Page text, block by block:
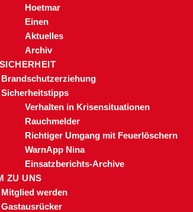
Hoetmar
Einen
Aktuelles
Archiv
Brandschutzerziehung
Sicherheitstipps
Verhalten in Krisensituationen
Rauchmelder
Richtiger Umgang mit Feuerlöschern
WarnApp Nina
Einsatzberichts-Archive
ZU UNS
Mitglied werden
Gastausrücker